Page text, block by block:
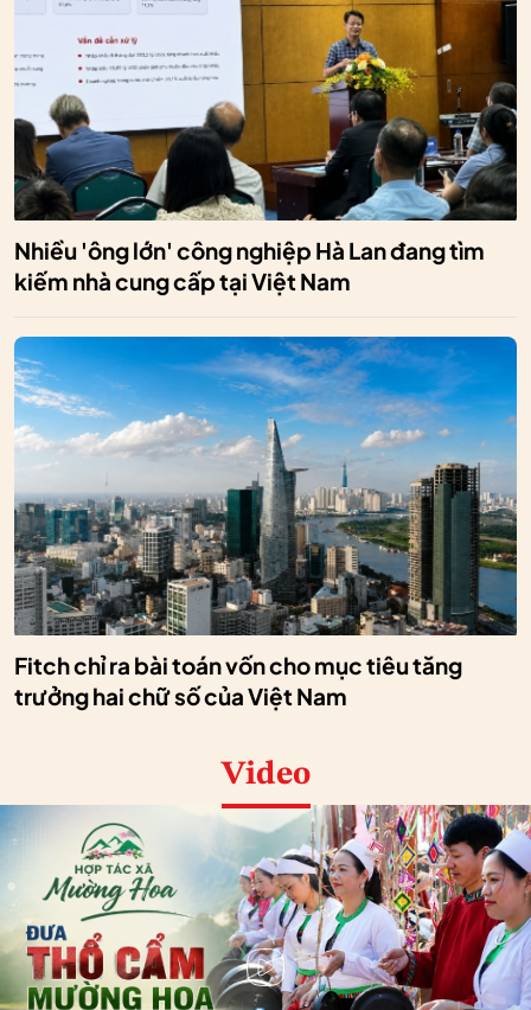
Nhiều 'ông lớn' công nghiệp Hà Lan đang tìm
kiếm nhà cung cấp tại Việt Nam
Fitch chỉ ra bài toán vốn cho mục tiêu tăng
trưởng hai chữ số của Việt Nam
Video